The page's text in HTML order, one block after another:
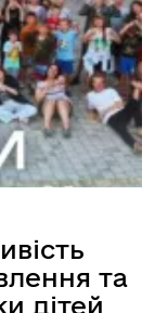
та
дітей